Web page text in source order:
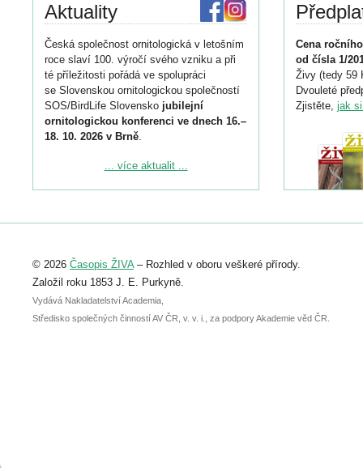
Aktuality
Česká společnost ornitologická v letošním
roce slaví 100. výročí svého vzniku a při
té příležitosti pořádá ve spolupráci
se Slovenskou ornitologickou společností
SOS/BirdLife Slovensko jubilejní
ornitologickou konferenci ve dnech 16.–
18. 10. 2026 v Brně.
Podrobnější informace ke konferenci
Registrovat se můžete do 6. září.
abstraktu přihlášené přednášky nebo
posteru je už 30. června.
... více aktualit ...
Cena
od čísla 1/
Živy (tedy 59
Dvouleté
Zjistěte, jak
© 2026 Časopis ŽIVA– Rozhled v oboru veškeré přírody.
Založil roku 1853 J. E. Purkyně.
Vydává Nakladatelství Academia,
Středisko společných činností AV ČR, v. v. i., za podpory Akademie věd ČR.